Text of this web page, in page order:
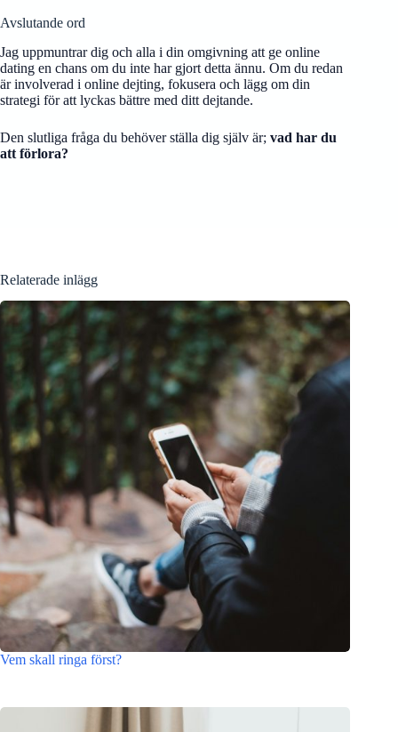
Avslutande ord
Jag uppmuntrar dig och alla i din omgivning att ge online
dating en chans om du inte har gjort detta ännu. Om du redan
är involverad i online dejting, fokusera och lägg om din
strategi för att lyckas bättre med ditt dejtande.
Den slutliga fråga du behöver ställa dig själv är; vad har du
att förlora?
Relaterade inlägg
Vem skall ringa först?